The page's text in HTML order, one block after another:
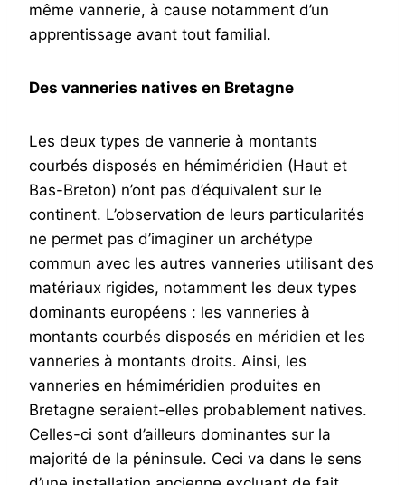
même vannerie, à cause notamment d’un
apprentissage avant tout familial.
Des vanneries natives en Bretagne
Les deux types de vannerie à montants
courbés disposés en hémiméridien (Haut et
Bas-Breton) n’ont pas d’équivalent sur le
continent. L’observation de leurs particularités
ne permet pas d’imaginer un archétype
commun avec les autres vanneries utilisant des
matériaux rigides, notamment les deux types
dominants européens : les vanneries à
montants courbés disposés en méridien et les
vanneries à montants droits. Ainsi, les
vanneries en hémiméridien produites en
Bretagne seraient-elles probablement natives.
Celles-ci sont d’ailleurs dominantes sur la
majorité de la péninsule. Ceci va dans le sens